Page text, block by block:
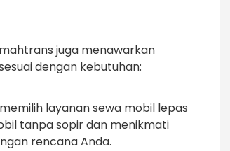
juga menawarkan
dengan kebutuhan:
layanan sewa mobil lepas
tanpa sopir dan menikmati
rencana Anda.